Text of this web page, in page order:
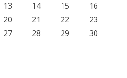
13 14 15
16
20 21 22
23
27 28 29
30